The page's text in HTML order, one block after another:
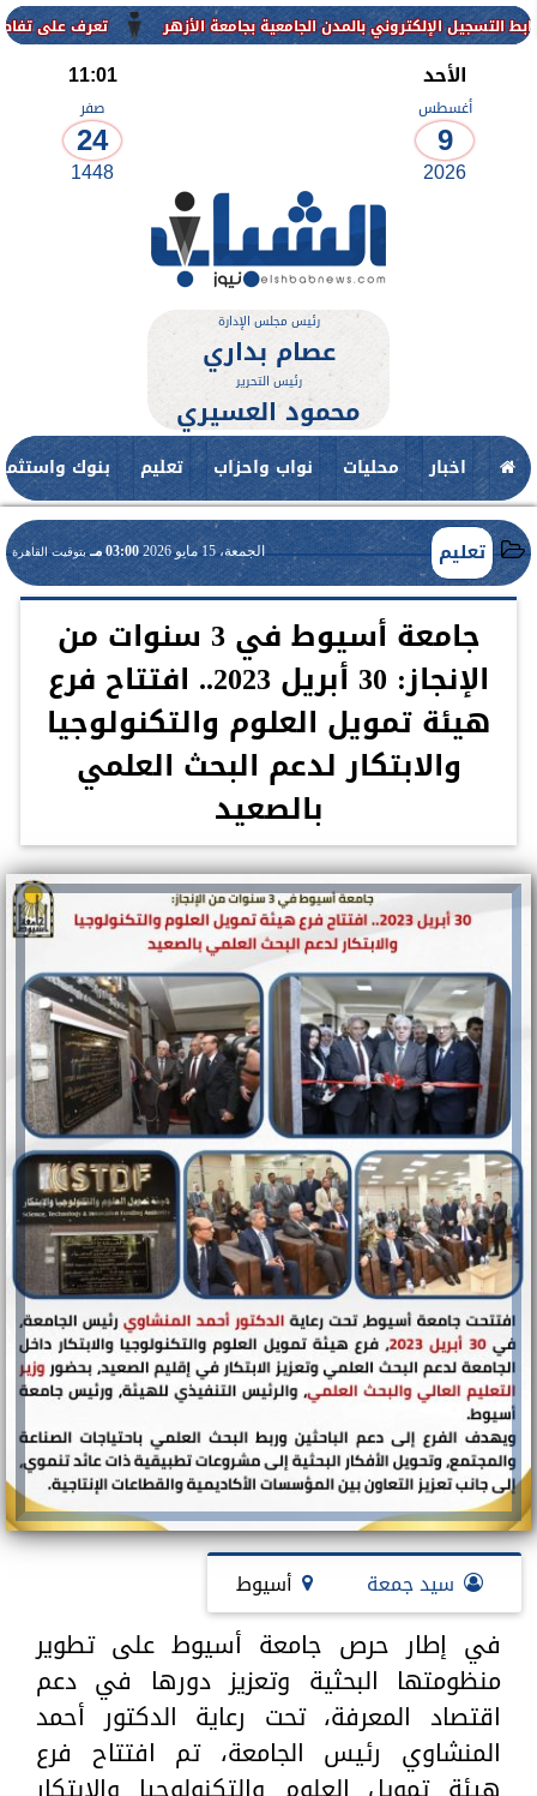
تعرف على تفاصيل وشروط بالمدن الجامعية بجامعة الأزهر
الأحد
أغسطس
9
2026
11:01
صفر
24
1448
رئيس مجلس الإدارة
عصام بداري
رئيس التحرير
محمود العسيري
اخبار محليات نواب واحزاب تعليم بنوك
تعليم الجمعة، 15 مايو 2026 03:00 مـ بتوقيت القاهرة
جامعة أسيوط في 3 سنوات من
الإنجاز: 30 أبريل 2023.. افتتاح فرع
هيئة تمويل العلوم والتكنولوجيا
والابتكار لدعم البحث العلمي
بالصعيد
سيد جمعة أسيوط
في إطار حرص جامعة أسيوط على تطوير
منظومتها البحثية وتعزيز دورها في دعم
اقتصاد المعرفة، تحت رعاية الدكتور أحمد
المنشاوي رئيس الجامعة، تم افتتاح فرع